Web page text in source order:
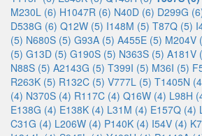
M230L (6) H1047R (6) N40D (6) D299G
D538G (6) Q12W (5) I148M (5) T87Q (5)
(5) N680S (5) G93A (5) A455E (5) M204V
(5) G13D (5) G190S (5) N363S (5) A181V
N88S (5) A2143G (5) T399I (5) M36I (5)
R263K (5) R132C (5) V777L (5) T1405N
(4) N370S (4) R117C (4) Q16W (4) L98H
E138G (4) E138K (4) L31M (4) E157Q (4)
C31G (4) L206W (4) P140K (4) I54V (4)